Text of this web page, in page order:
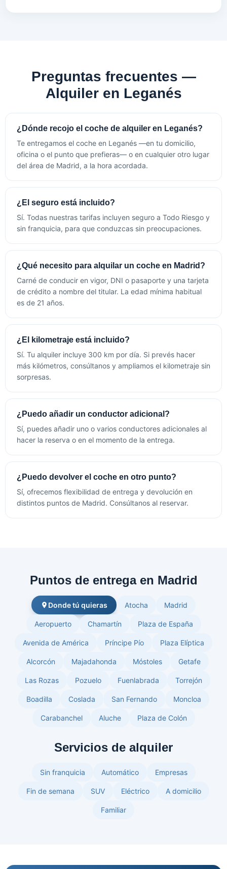
Preguntas frecuentes —
Alquiler en Leganés
¿Dónde recojo el coche de alquiler en Leganés?
Te entregamos el coche en Leganés —en tu domicilio,
oficina o el punto que prefieras— o en cualquier otro lugar
del área de Madrid, a la hora acordada.
¿El seguro está incluido?
Sí. Todas nuestras tarifas incluyen seguro a Todo Riesgo y
sin franquicia, para que conduzcas sin preocupaciones.
¿Qué necesito para alquilar un coche en Madrid?
Carné de conducir en vigor, DNI o pasaporte y una tarjeta
de crédito a nombre del titular. La edad mínima habitual
es de 21 años.
¿El kilometraje está incluido?
Sí. Tu alquiler incluye 300 km por día. Si prevés hacer
más kilómetros, consúltanos y ampliamos el kilometraje sin
sorpresas.
¿Puedo añadir un conductor adicional?
Sí, puedes añadir uno o varios conductores adicionales al
hacer la reserva o en el momento de la entrega.
¿Puedo devolver el coche en otro punto?
Sí, ofrecemos flexibilidad de entrega y devolución en
distintos puntos de Madrid. Consúltanos al reservar.
Puntos de entrega en Madrid
Donde tú quieras Atocha Madrid
Aeropuerto Chamartín Plaza de España
Avenida de América Príncipe Pío Plaza Elíptica
Alcorcón Majadahonda Móstoles Getafe
Las Rozas Pozuelo Fuenlabrada Torrejón
Boadilla Coslada San Fernando Moncloa
Carabanchel Aluche Plaza de Colón
Servicios de alquiler
Sin franquicia Automático Empresas
Fin de semana SUV Eléctrico A domicilio
Familiar